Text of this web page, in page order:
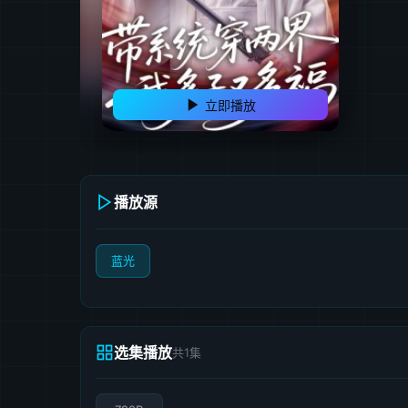
立即播放
播放源
蓝光
选集播放共1集